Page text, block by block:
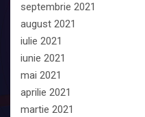
septembrie 2021
august 2021
iulie 2021
iunie 2021
mai 2021
aprilie 2021
martie 2021